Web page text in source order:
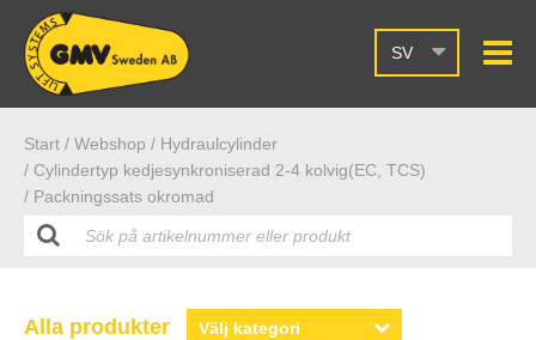
SV
Start / Webshop / Hydraulcylinder
/ Cylindertyp kedjesynkroniserad 2-4 kolvig(EC, TCS)
/ Packningssats okromad
Alla produkter